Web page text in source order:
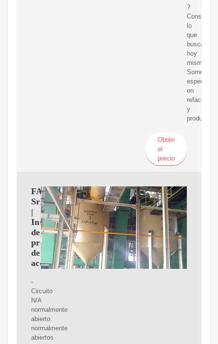
?
Consigue
lo
que
buscas
hoy
mismo!
Somos
en
y
productos.
Obtén
el
precio
FACET
Srl
|
Interruptores
de
presión
de
aceite
-
Circuito
N/A
normalmente
abierto:
normalmente
abiertos